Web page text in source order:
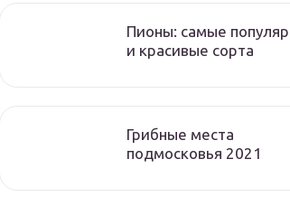
Пионы: самые
и красивые сорта
Грибные места
подмосковья 2021